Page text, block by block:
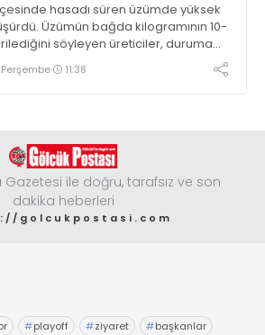
hasadı süren üzümde yüksek
Üzümün bağda kilogramının 10-
söyleyen üreticiler, duruma
11:38
Gazetesi ile doğru, tarafsız ve son
dakika heberleri
golcukpostasi.com
#playoff #ziyaret #başkanlar